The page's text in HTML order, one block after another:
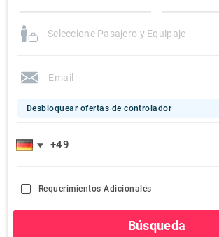
Seleccione Pasajero y Equipaje
Desbloquear ofertas de controlador
Requerimientos Adicionales
Búsqueda